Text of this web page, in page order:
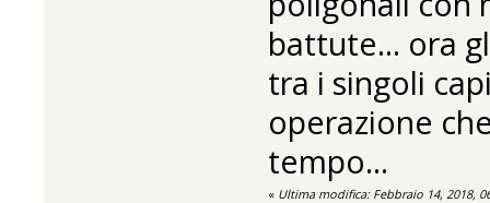
battute... ora
tra i singoli
operazione
tempo...
« Ultima modifica: Febbraio 14, 2018,